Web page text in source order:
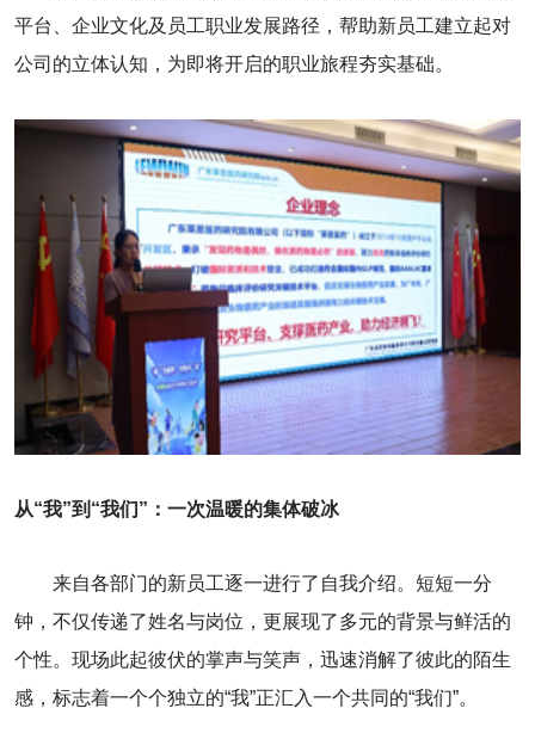
平台、企业文化及员工职业发展路径，帮助新员工建立起对
公司的立体认知，为即将开启的职业旅程夯实基础。
从“我”到“我们”：一次温暖的集体破冰
来自各部门的新员工逐一进行了自我介绍。短短一分
钟，不仅传递了姓名与岗位，更展现了多元的背景与鲜活的
个性。现场此起彼伏的掌声与笑声，迅速消解了彼此的陌生
感，标志着一个个独立的“我”正汇入一个共同的“我们”。